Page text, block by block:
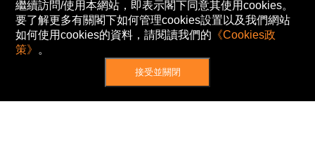
繼續訪問/使用本網站，即表示閣下同意其使用cookies。
要了解更多有關閣下如何管理cookies設置以及我們網站
如何使用cookies的資料，請閱讀我們的 《Cookies政
策》 。
接受並關閉